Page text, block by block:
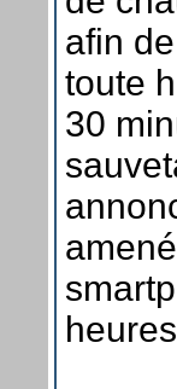
afin
toute
30